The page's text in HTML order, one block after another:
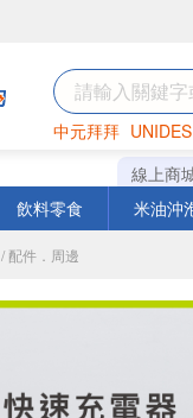
中元拜拜
巧克力 罐頭
線上商
飲料零食 米油沖
/ 配件．周邊